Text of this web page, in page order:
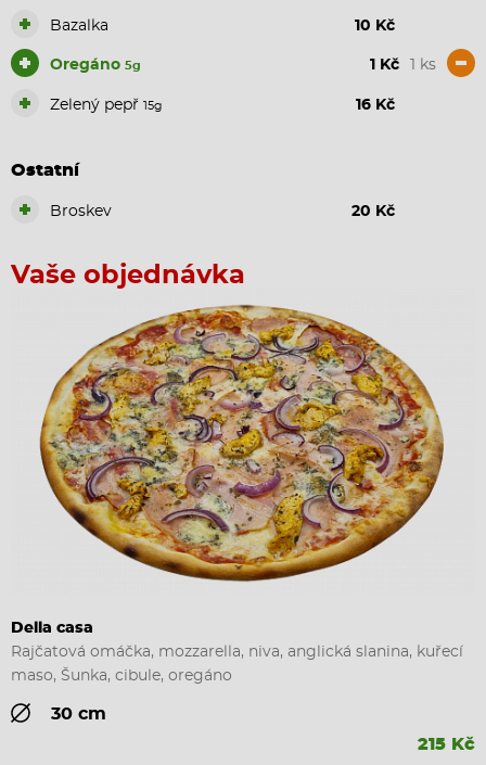
Bazalka 10 Kč
+ Oregáno 5g 1 Kč 1 ks -
Zelený pepř 15g 16 Kč
Ostatní
Broskev 20 Kč
Vaše objednávka
Della casa
Rajčatová omáčka, mozzarella, niva, anglická slanina, kuřecí
maso, Šunka, cibule, oregáno
30 cm
215 Kč